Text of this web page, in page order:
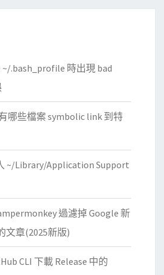
e
p
e
d
e
s
A
p
p
持
續
~/.bash_profile 時出現 bad
哪些檔案 symbolic link 到特
~/Library/Application Support
過濾掉 Google 新
文章(2025新版)
CLI 下載 Release 中的